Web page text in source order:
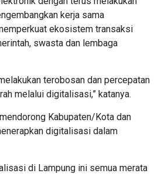
kerja sama
ekosistem transaksi
swasta dan lembaga
terobosan dan percepatan
melalui digitalisasi,” katanya.
Kabupaten/Kota dan
digitalisasi dalam
di Lampung ini semua merata